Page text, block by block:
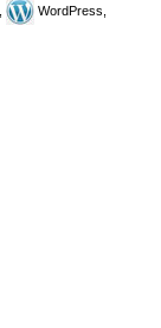
WordPress,